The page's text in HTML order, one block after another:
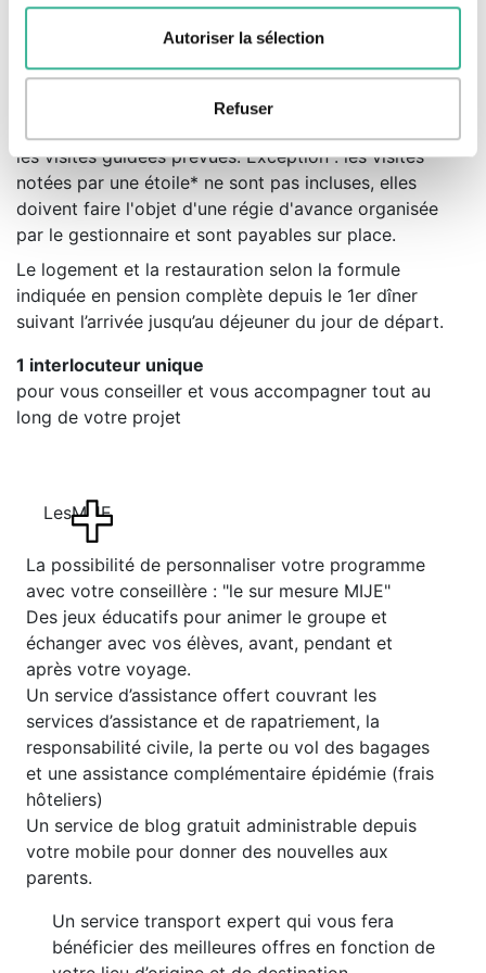
Autoriser la sélection
Refuser
sont soumis aux conditions de validité imposées par
les transporteurs : SNCF, DB, Eurostar, Téoz,
Trenitalia…
Les activités et les frais d'entrée dans les musées ou
les visites guidées prévues. Exception : les visites
notées par une étoile* ne sont pas incluses, elles
doivent faire l'objet d'une régie d'avance organisée
par le gestionnaire et sont payables sur place.
Le logement et la restauration selon la formule
indiquée en pension complète depuis le 1er dîner
suivant l’arrivée jusqu’au déjeuner du jour de départ.
1 interlocuteur unique
pour vous conseiller et vous accompagner tout au
long de votre projet
LesMIJE
La possibilité de personnaliser votre programme
avec votre conseillère : "le sur mesure MIJE"
Des jeux éducatifs pour animer le groupe et
échanger avec vos élèves, avant, pendant et
après votre voyage.
Un service d’assistance offert couvrant les
services d’assistance et de rapatriement, la
responsabilité civile, la perte ou vol des bagages
et une assistance complémentaire épidémie (frais
hôteliers)
Un service de blog gratuit administrable depuis
votre mobile pour donner des nouvelles aux
parents.
Un service transport expert qui vous fera
bénéficier des meilleures offres en fonction de